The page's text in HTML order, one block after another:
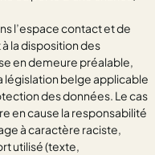
l’espace contact et de
la disposition des
en demeure préalable,
législation belge applicable
des données. Le cas
en cause la responsabilité
à caractère raciste,
utilisé (texte,